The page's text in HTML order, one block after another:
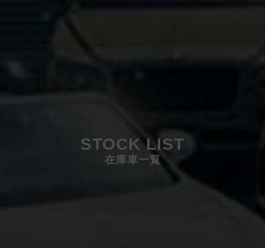
STOCK LIST
在庫車一覧